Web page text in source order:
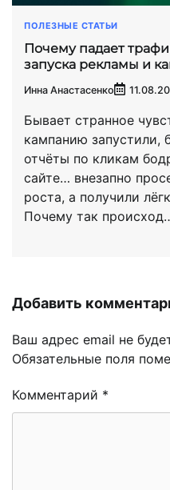
ПОЛЕЗНЫЕ СТАТЬИ
Почему падает
запуска рекламы и
Инна Анастасенко
Бывает странное
кампанию запустили,
отчёты по кликам
сайте… внезапно
роста, а получили
Почему так
Добавить
Ваш адрес email не
Обязательные поля
Комментарий *